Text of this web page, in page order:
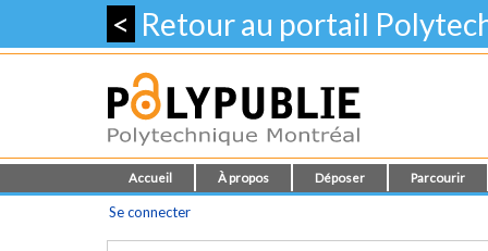
< Retour au portail
Accueil À propos Déposer Parcourir
Se connecter